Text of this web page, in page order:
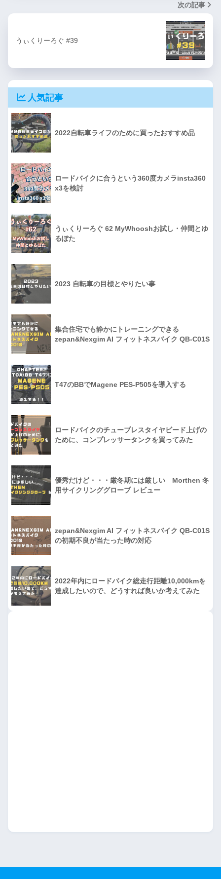
次の記事
うぃくりーろぐ #39
人気記事
2022自転車ライフのために買ったおすすめ品
ロードバイクに合うという360度カメラinsta360
x3を検討
うぃくりーろぐ 62 MyWhooshお試し・仲間とゆ
るぽた
2023 自転車の目標とやりたい事
集合住宅でも静かにトレーニングできる
zepan&Nexgim AI フィットネスバイク QB-C01S
T47のBBでMagene PES-P505を導入する
ロードバイクのチューブレスタイヤビード上げの
ために、コンプレッサータンクを買ってみた
優秀だけど・・・厳冬期には厳しい Morthen 冬
用サイクリンググローブ レビュー
zepan&Nexgim AI フィットネスバイク QB-C01S
の初期不良が当たった時の対応
2022年内にロードバイク総走行距離10,000kmを
達成したいので、どうすれば良いか考えてみた